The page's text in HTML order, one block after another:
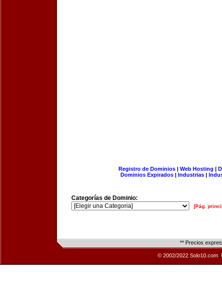
Registro de Dominios| Web Hosting |
Dominios Expirados | Industrias |
Categorías de Dominio:
[Pág.
** Precios
© 2002/2022 Solo10.com